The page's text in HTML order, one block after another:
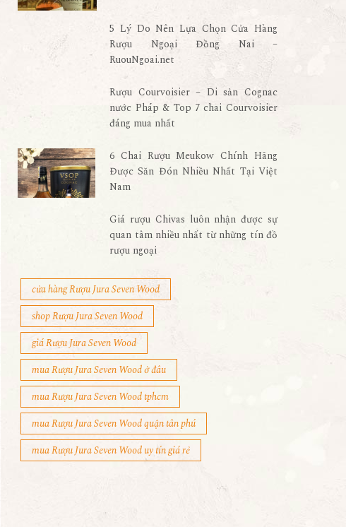
5 Lý Do Nên Lựa Chọn Cửa Hàng
Rượu Ngoại Đồng Nai –
RuouNgoai.net
Rượu Courvoisier – Di sản Cognac
nước Pháp & Top 7 chai Courvoisier
đáng mua nhất
6 Chai Rượu Meukow Chính Hãng
Được Săn Đón Nhiều Nhất Tại Việt
Nam
Giá rượu Chivas luôn nhận được sự
quan tâm nhiều nhất từ những tín đồ
rượu ngoại
cửa hàng Rượu Jura Seven Wood
shop Rượu Jura Seven Wood
giá Rượu Jura Seven Wood
mua Rượu Jura Seven Wood ở đâu
mua Rượu Jura Seven Wood tphcm
mua Rượu Jura Seven Wood quận tân phú
mua Rượu Jura Seven Wood uy tín giá rẻ